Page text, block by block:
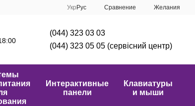
Укр Рус Сравнение Желания
(044) 323 03 03
(044) 323 05 05 (сервісний центр)
Интерактивные
панели
Клавиатуры
и мыши